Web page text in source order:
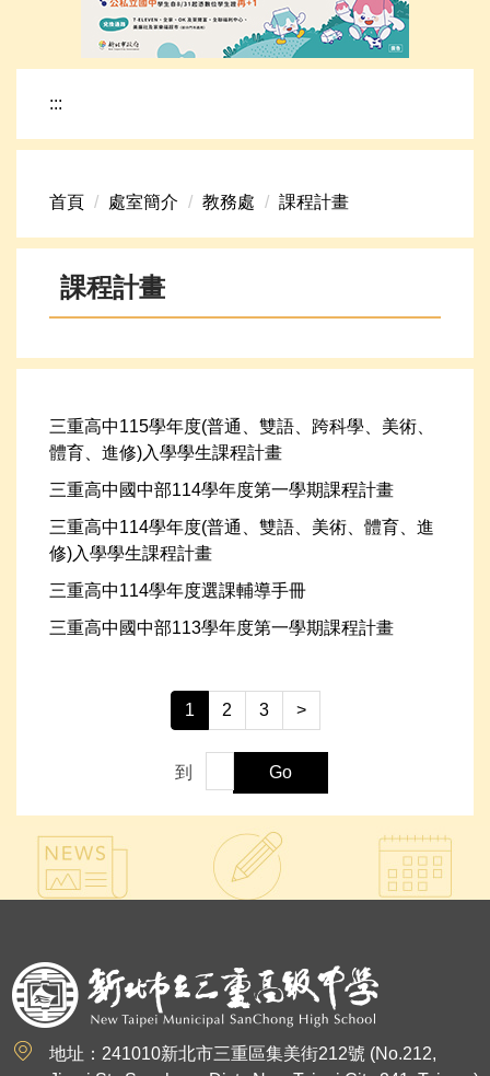
榮譽事項
下載專區
網路資源
新生專區
學校組織
高中升學資訊
:::
首頁 處室簡介 教務處 課程計畫
課程計畫
三重高中115學年度(普通、雙語、跨科學、美術、
體育、進修)入學學生課程計畫
三重高中國中部114學年度第一學期課程計畫
三重高中114學年度(普通、雙語、美術、體育、進
修)入學學生課程計畫
三重高中114學年度選課輔導手冊
三重高中國中部113學年度第一學期課程計畫
1 2 3 >
到 Go
地址：241010新北市三重區集美街212號 (No.212,